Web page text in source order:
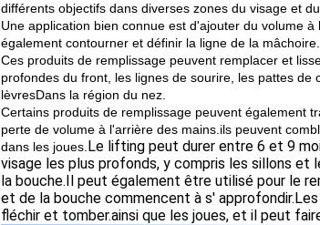
différents objectifs dans diverses zones du visage et du
Une application bien connue est d'ajouter du volume
également contourner et définir la ligne de la mâchoire.
Ces produits de remplissage peuvent remplacer et
profondes du front, les lignes de sourire, les pattes
lèvresDans la région du nez.
Certains produits de remplissage peuvent également
perte de volume à l'arrière des mains.ils peuvent
dans les joues. Le lifting peut durer entre 6 et 9
visage les plus profonds, y compris les sillons et
la bouche.Il peut également être utilisé pour le
et de la bouche commencent à s'
fléchir et tomber.ainsi que les joues, et il peut